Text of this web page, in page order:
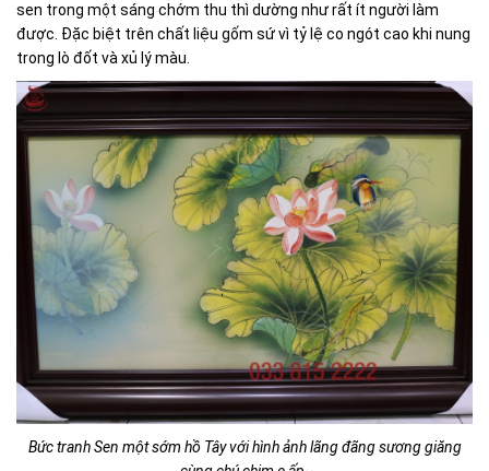
sen trong một sáng chớm thu thì dường như rất ít người làm
được. Đặc biệt trên chất liệu gốm sứ vì tỷ lệ co ngót cao khi nung
trong lò đốt và xủ lý màu.
Bức tranh Sen một sớm hồ Tây với hình ảnh lãng đãng sương giăng